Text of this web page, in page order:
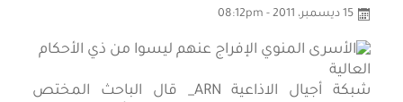
15 ديسمبر، 2011 - 08:12pm
شبكة أجيال الاذاعية ARN_ قال الباحث المختص